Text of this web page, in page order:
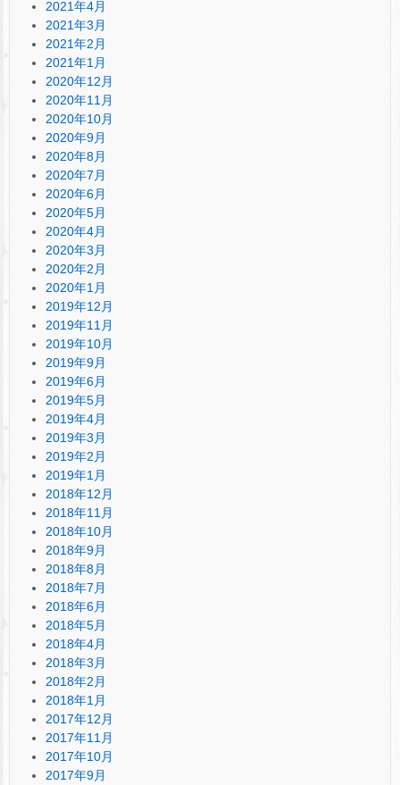
2021年4月
2021年3月
2021年2月
2021年1月
2020年12月
2020年11月
2020年10月
2020年9月
2020年8月
2020年7月
2020年6月
2020年5月
2020年4月
2020年3月
2020年2月
2020年1月
2019年12月
2019年11月
2019年10月
2019年9月
2019年6月
2019年5月
2019年4月
2019年3月
2019年2月
2019年1月
2018年12月
2018年11月
2018年10月
2018年9月
2018年8月
2018年7月
2018年6月
2018年5月
2018年4月
2018年3月
2018年2月
2018年1月
2017年12月
2017年11月
2017年10月
2017年9月